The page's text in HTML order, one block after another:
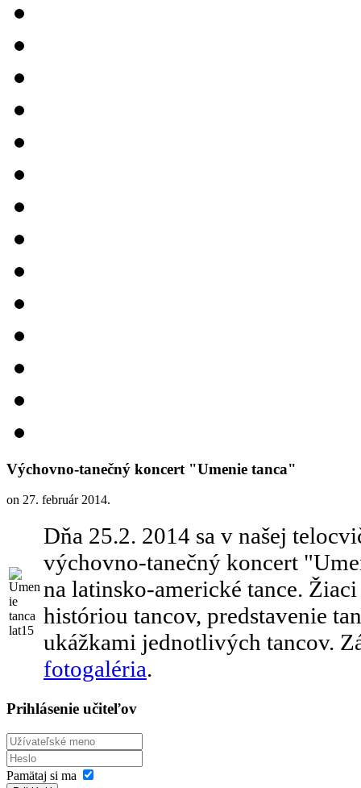
Výchovno-tanečný koncert "Umenie tanca"
on 27. február 2014.
Dňa 25.2. 2014 sa v našej
výchovno-tanečný koncert
na latinsko-americké tance.
históriou tancov, predstavenie
ukážkami jednotlivých tancov.
fotogaléria.
Prihlásenie učiteľov
Pamätaj si ma